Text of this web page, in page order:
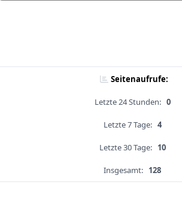
Seitenaufrufe:
Letzte 24 Stunden: 0
Letzte 7 Tage: 4
Letzte 30 Tage: 10
Insgesamt: 128